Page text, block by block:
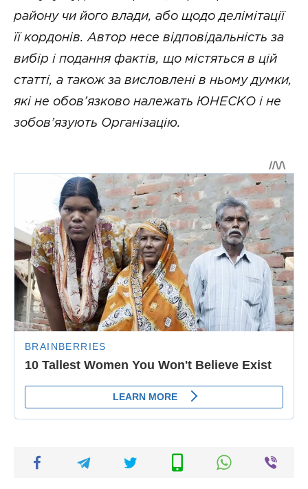
району чи його влади, або щодо делімітації
її кордонів. Автор несе відповідальність за
вибір і подання фактів, що містяться в цій
статті, а також за висловлені в ньому думки,
які не обов’язково належать ЮНЕСКО і не
зобов’язують Організацію.